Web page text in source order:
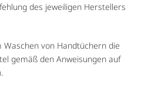
des jeweiligen Herstellers
von Handtüchern die
gemäß den Anweisungen auf